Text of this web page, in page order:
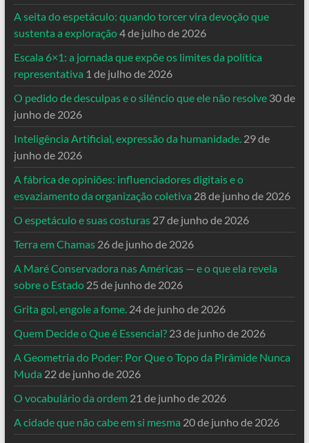
A seita do espetáculo: quando torcer vira devoção que
sustenta a exploração4 de julho de 2026
Escala 6×1: a jornada que expõe os limites da política
representativa 1 de julho de 2026
O pedido de desculpas e o silêncio que ele não resolve 30 de
junho de 2026
Inteligência Artificial, expressão da humanidade. 29 de
junho de 2026
A fábrica de opiniões: influenciadores digitais e o
esvaziamento da organização coletiva 28 de junho de 2026
O espetáculo e suas costuras 27 de junho de 2026
Terra em Chamas 26 de junho de 2026
A Maré Conservadora nas Américas — e o que ela revela
sobre o Estado 25 de junho de 2026
Grita gol, engole a fome. 24 de junho de 2026
Quem Decide o Que é Essencial? 23 de junho de 2026
A Geometria do Poder: Por Que o Topo da Pirâmide Nunca
Muda 22 de junho de 2026
O vocabulário da ordem 21 de junho de 2026
A cidade que não cabe em si mesma 20 de junho de 2026